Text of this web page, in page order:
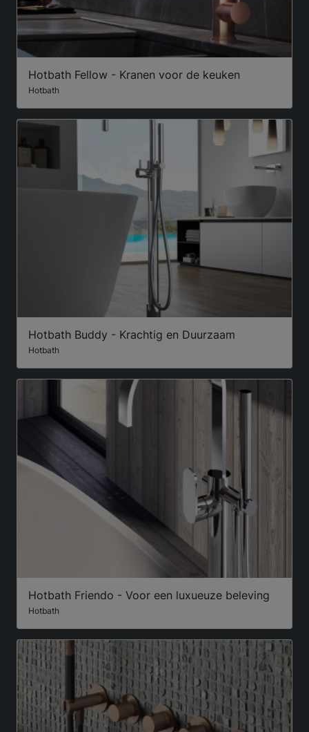
Hotbath Fellow - Kranen voor de keuken
Hotbath
Hotbath Buddy - Krachtig en Duurzaam
Hotbath
Hotbath Friendo - Voor een luxueuze beleving
Hotbath